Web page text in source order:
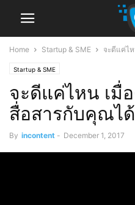
Home Startup & SME จะดีแค่ไ
Startup & SME
จะดีแค่ไหน เมื่
สื่อสารกับคุณได้
By incontent - December 1, 2017